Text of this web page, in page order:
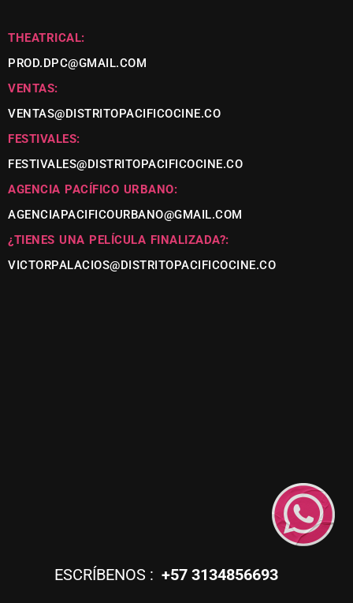
THEATRICAL:
PROD.DPC@GMAIL.COM
VENTAS:
VENTAS@DISTRITOPACIFICOCINE.CO
FESTIVALES:
FESTIVALES@DISTRITOPACIFICOCINE.CO
AGENCIA PACÍFICO URBANO:
AGENCIAPACIFICOURBANO@GMAIL.COM
¿TIENES UNA PELÍCULA FINALIZADA?:
VICTORPALACIOS@DISTRITOPACIFICOCINE.CO
ESCRÍBENOS : +57 3134856693